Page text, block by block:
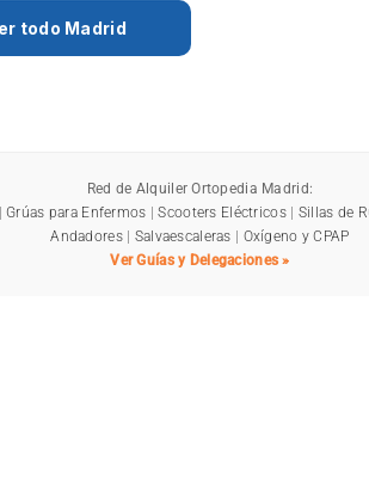
todo Madrid
Red de Alquiler Ortopedia Madrid:
|Grúas para Enfermos |Scooters Eléctricos| Sillas de
Andadores| Salvaescaleras | Oxígeno y CPAP
Ver Guías y Delegaciones »